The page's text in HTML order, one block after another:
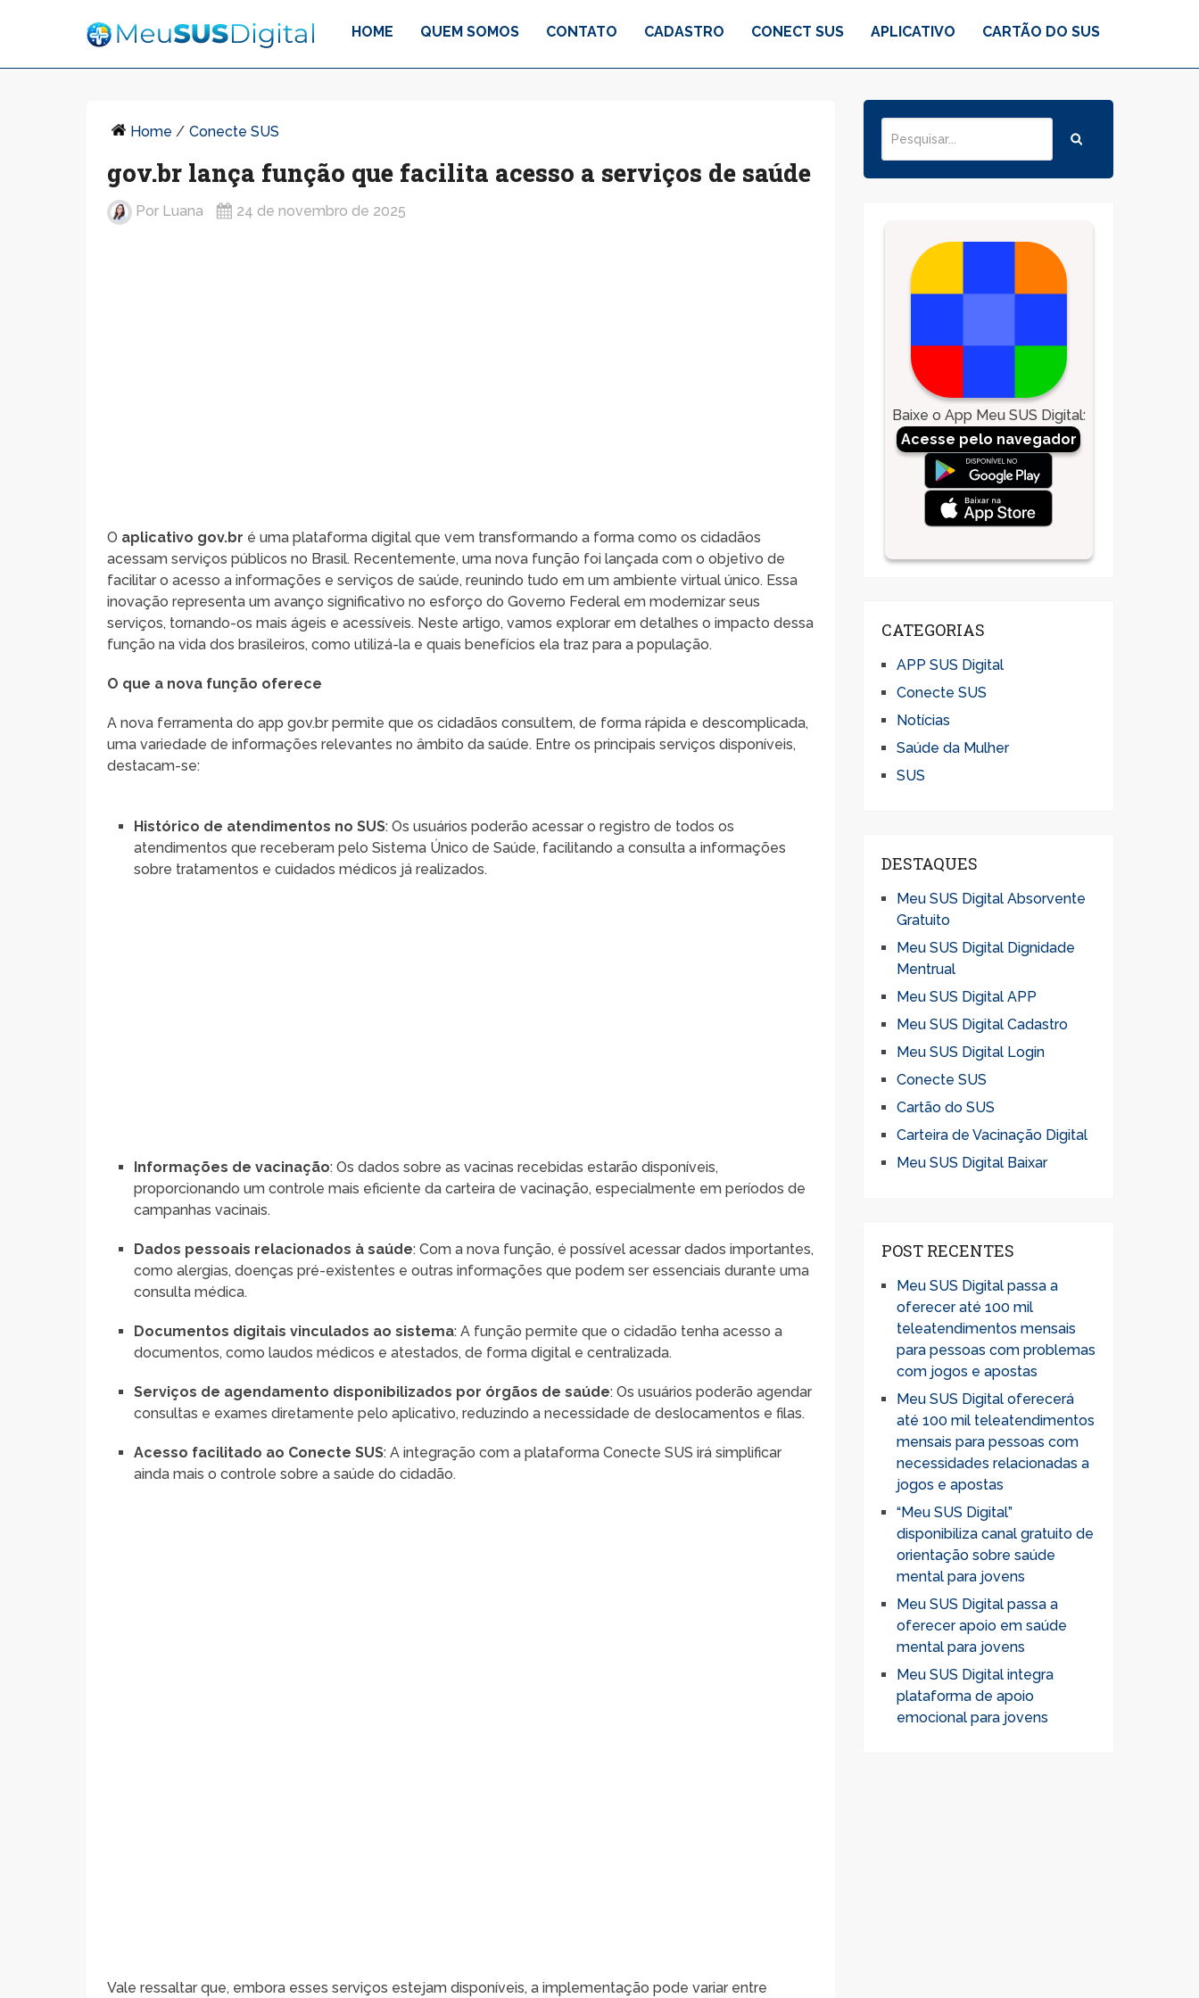
HOME QUEM SOMOS CONTATO CADASTRO CONECT SUS APLICATIVO CARTÃO DO SUS
Home / Conecte SUS
gov.br lança função que facilita acesso a serviços de saúde
Por Luana 24 de novembro de 2025
O aplicativo gov.br é uma plataforma digital que vem transformando a forma como os cidadãos
acessam serviços públicos no Brasil. Recentemente, uma nova função foi lançada com o objetivo de
facilitar o acesso a informações e serviços de saúde, reunindo tudo em um ambiente virtual único. Essa
inovação representa um avanço significativo no esforço do Governo Federal em modernizar seus
serviços, tornando-os mais ágeis e acessíveis. Neste artigo, vamos explorar em detalhes o impacto dessa
função na vida dos brasileiros, como utilizá-la e quais benefícios ela traz para a população.
O que a nova função oferece
A nova ferramenta do app gov.br permite que os cidadãos consultem, de forma rápida e descomplicada,
uma variedade de informações relevantes no âmbito da saúde. Entre os principais serviços disponíveis,
destacam-se:
Histórico de atendimentos no SUS: Os usuários poderão acessar o registro de todos os
atendimentos que receberam pelo Sistema Único de Saúde, facilitando a consulta a informações
sobre tratamentos e cuidados médicos já realizados.
Informações de vacinação: Os dados sobre as vacinas recebidas estarão disponíveis,
proporcionando um controle mais eficiente da carteira de vacinação, especialmente em períodos de
campanhas vacinais.
Dados pessoais relacionados à saúde: Com a nova função, é possível acessar dados importantes,
como alergias, doenças pré-existentes e outras informações que podem ser essenciais durante uma
consulta médica.
Documentos digitais vinculados ao sistema: A função permite que o cidadão tenha acesso a
documentos, como laudos médicos e atestados, de forma digital e centralizada.
Serviços de agendamento disponibilizados por órgãos de saúde: Os usuários poderão agendar
consultas e exames diretamente pelo aplicativo, reduzindo a necessidade de deslocamentos e filas.
Acesso facilitado ao Conecte SUS: A integração com a plataforma Conecte SUS irá simplificar
ainda mais o controle sobre a saúde do cidadão.
Vale ressaltar que, embora esses serviços estejam disponíveis, a implementação pode variar entre
Baixe o App Meu SUS Digital:
Acesse pelo navegador
CATEGORIAS
APP SUS Digital
Conecte SUS
Notícias
Saúde da Mulher
SUS
DESTAQUES
Meu SUS Digital Absorvente
Gratuito
Meu SUS Digital Dignidade
Mentrual
Meu SUS Digital APP
Meu SUS Digital Cadastro
Meu SUS Digital Login
Conecte SUS
Cartão do SUS
Carteira de Vacinação Digital
Meu SUS Digital Baixar
POST RECENTES
Meu SUS Digital passa a
oferecer até 100 mil
teleatendimentos mensais
para pessoas com problemas
com jogos e apostas
Meu SUS Digital oferecerá
até 100 mil teleatendimentos
mensais para pessoas com
necessidades relacionadas a
jogos e apostas
“Meu SUS Digital”
disponibiliza canal gratuito de
orientação sobre saúde
mental para jovens
Meu SUS Digital passa a
oferecer apoio em saúde
mental para jovens
Meu SUS Digital integra
plataforma de apoio
emocional para jovens